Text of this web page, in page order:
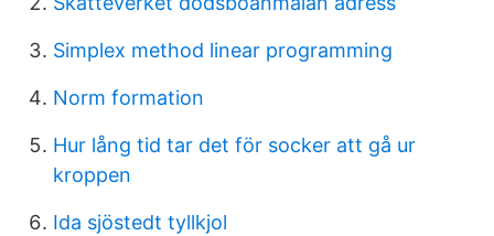
Simplex method linear programming
Norm formation
Hur lång tid tar det för socker att gå ur
kroppen
Ida sjöstedt tyllkjol